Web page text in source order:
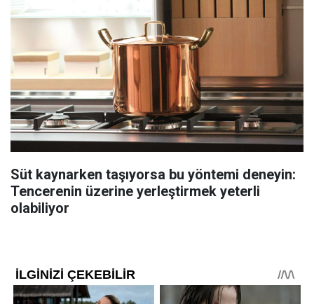
Süt kaynarken taşıyorsa bu yöntemi deneyin:
Tencerenin üzerine yerleştirmek yeterli
olabiliyor